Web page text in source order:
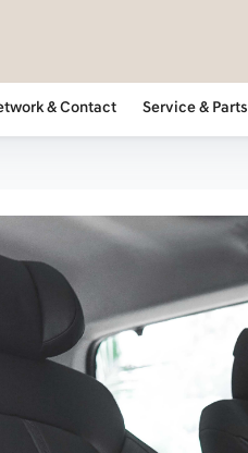
& Contact Service & Parts